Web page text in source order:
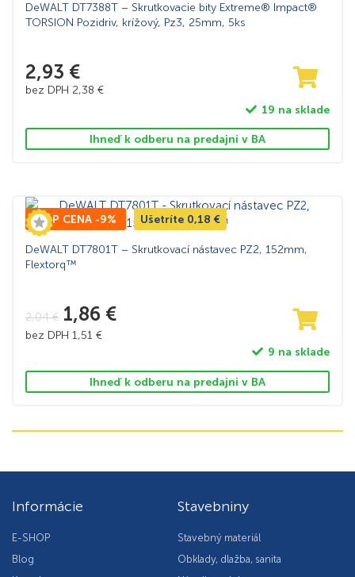
DeWALT DT7388T – Skrutkovacie bity Extreme® Impact®
TORSION Pozidriv, krížový, Pz3, 25mm, 5ks
2,93 €
bez DPH 2,38 €
19 na sklade
Ihneď k odberu na predajni v BA
TOP CENA -9% Ušetríte 0,18 €
DeWALT DT7801T – Skrutkovací nástavec PZ2, 152mm,
Flextorq™
2,04€ 1,86 €
bez DPH 1,51 €
9 na sklade
Ihneď k odberu na predajni v BA
Informácie
E-SHOP
Blog
Stavebniny
Stavebný materiál
Obklady, dlažba, sanita